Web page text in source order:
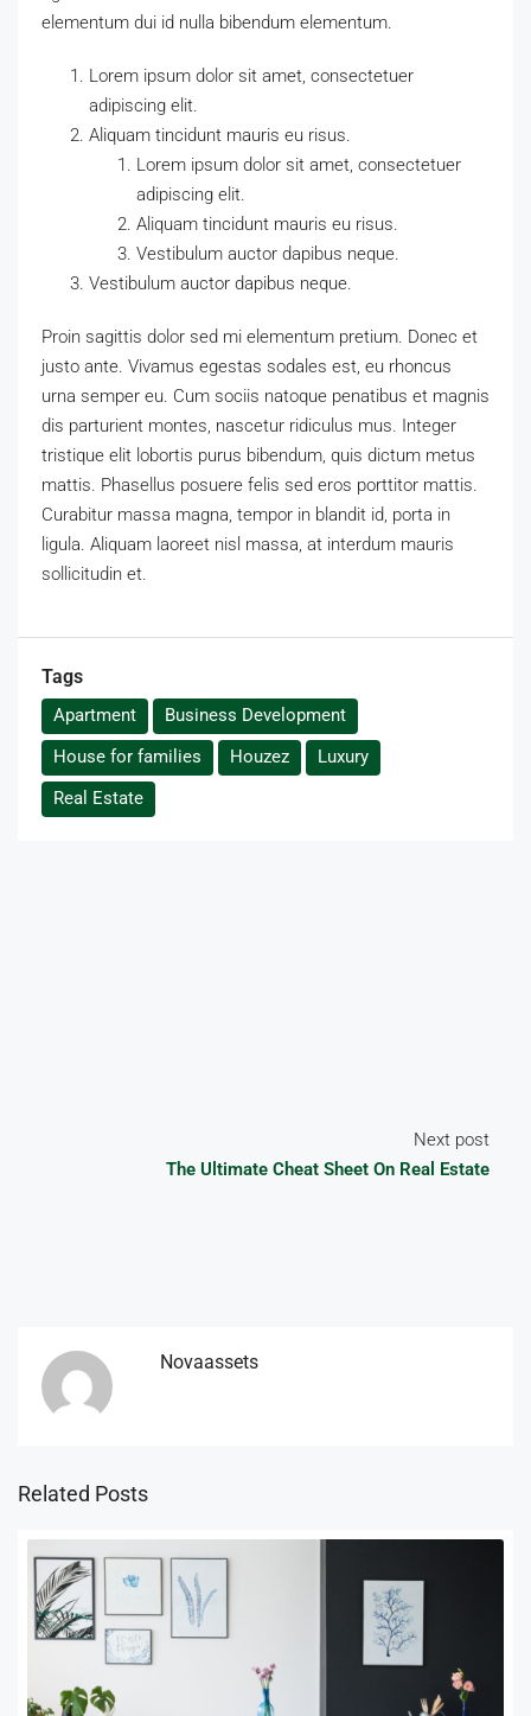
elementum dui id nulla bibendum elementum.
Lorem ipsum dolor sit amet, consectetuer
adipiscing elit.
Aliquam tincidunt mauris eu risus.
Lorem ipsum dolor sit amet, consectetuer
adipiscing elit.
Aliquam tincidunt mauris eu risus.
Vestibulum auctor dapibus neque.
Vestibulum auctor dapibus neque.
Proin sagittis dolor sed mi elementum pretium. Donec et
justo ante. Vivamus egestas sodales est, eu rhoncus
urna semper eu. Cum sociis natoque penatibus et magnis
dis parturient montes, nascetur ridiculus mus. Integer
tristique elit lobortis purus bibendum, quis dictum metus
mattis. Phasellus posuere felis sed eros porttitor mattis.
Curabitur massa magna, tempor in blandit id, porta in
ligula. Aliquam laoreet nisl massa, at interdum mauris
sollicitudin et.
Tags
Apartment
Business Development
House for families
Houzez
Luxury
Real Estate
Next post
The Ultimate Cheat Sheet On Real Estate
Novaassets
Related Posts